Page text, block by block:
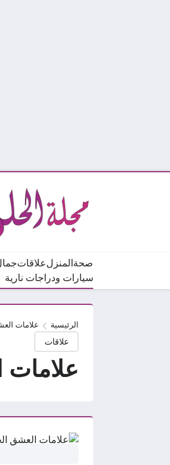
صحة المنزلعلاقات
سيارات ودراجات نارية
الرئيسية علامات
علاقات
علامات